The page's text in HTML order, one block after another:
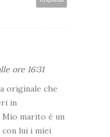
ore 16:31
originale che
in
Mio marito è un
lui i miei